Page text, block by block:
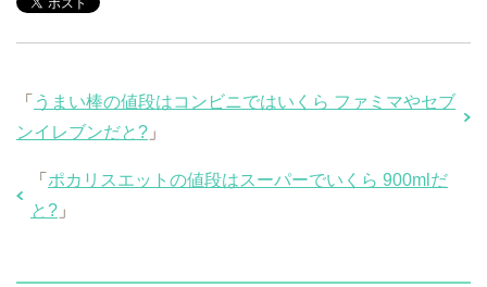
「 うまい棒の値段はコンビニではいくら ファミマやセブ
ンイレブンだと? 」
「 ポカリスエットの値段はスーパーでいくら 900mlだ
と? 」